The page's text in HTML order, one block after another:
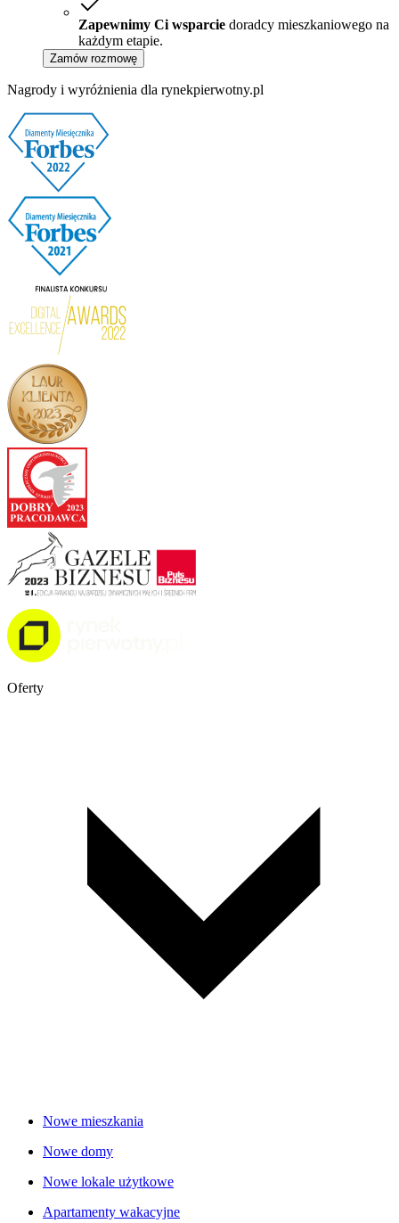
Zapewnimy Ci wsparcie doradcy mieszkaniowego na
każdym etapie.
Zamów rozmowę
Nagrody i wyróżnienia dla rynekpierwotny.pl
Oferty
Nowe mieszkania
Nowe domy
Nowe lokale użytkowe
Apartamenty wakacyjne